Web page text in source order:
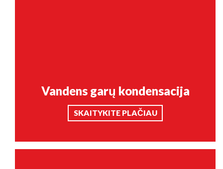
Vandens garų kondensacija
SKAITYKITE PLAČIAU